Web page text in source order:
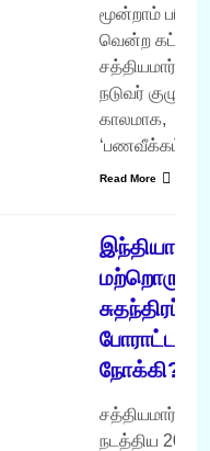
மூன்றாம் பரிசை
வென்ற
சத்தியமார்க்கம்
நடுவர் குழு.
காலமாக,
‘பணவீக்கம்’,…
Read More
இந்தியா
மற்றொரு
சுதந்திரப்
போராட்டம்
நோக்கி?!
நடத்திய 2008-